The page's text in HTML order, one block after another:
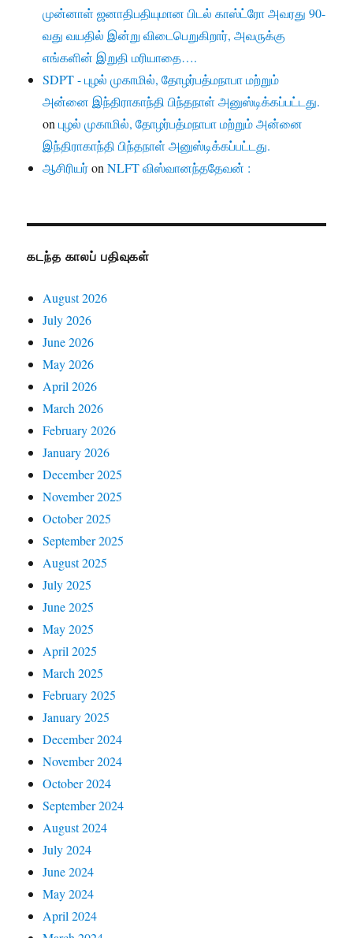
முன்னாள் ஜனாதிபதியுமான பிடல் காஸ்ட்ரோ அவரது 90-
வது வயதில் இன்று விடைபெறுகிறார், அவருக்கு
எங்களின் இறுதி மரியாதை….
SDPT - புழல் முகாமில், தோழர்பத்மநாபா மற்றும்
அன்னை இந்திராகாந்தி பிந்தநாள் அனுஸ்டிக்கப்பட்டது.
onபுழல் முகாமில், தோழர்பத்மநாபா மற்றும் அன்னை
இந்திராகாந்தி பிந்தநாள் அனுஸ்டிக்கப்பட்டது.
ஆசிரியர்onNLFT விஸ்வானந்ததேவன் :
கடந்த காலப் பதிவுகள்
August 2026
July 2026
June 2026
May 2026
April 2026
March 2026
February 2026
January 2026
December 2025
November 2025
October 2025
September 2025
August 2025
July 2025
June 2025
May 2025
April 2025
March 2025
February 2025
January 2025
December 2024
November 2024
October 2024
September 2024
August 2024
July 2024
June 2024
May 2024
April 2024